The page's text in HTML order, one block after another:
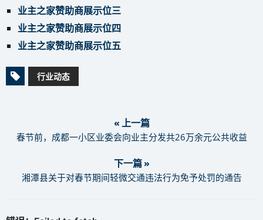
业主之家赞助商展示位三
业主之家赞助商展示位四
业主之家赞助商展示位五
行业动态
« 上一篇
春节前，成都一小区业委会向业主分发共26万余元公共收益
下一篇 »
湘潭县关于对春节期间轻微交通违法行为免予处罚的通告